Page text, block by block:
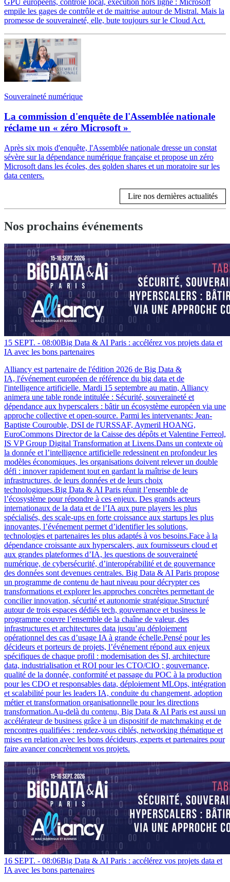
empile les gages de contrôle et de maitrise autour de Mistral. Mais la
promesse de souveraineté, elle, bute toujours sur le Cloud Act.
Souveraineté numérique
La commission d'enquête de l'Assemblée nationale
réclame un « zéro Microsoft »
Après six mois d'enquête, l'Assemblée nationale dresse un constat
sévère sur la dépendance numérique française et propose un zéro
Microsoft dans les écoles, des golden shares et un moratoire sur les
data centers.
Lire nos dernières actualités
Nos prochains événements
15 SEPT. - 08:00Big Data & AI Paris : accélérez vos projets data et
IA avec les bons partenaires
Alliancy est partenaire de l'édition 2026 de Big Data &
IA, l'événement européen de référence du big data et de
l'intelligence artificielle. Mardi 15 septembre au matin, Alliancy
animera une table ronde intitulée : Sécurité, souveraineté et
dépendance aux hyperscalers : bâtir un écosystème européen via une
approche collective et open-source. Parmi les intervenants: Jean-
Baptiste Courouble, DSI de l'URSSAF, Aymeril HOANG,
EuroCommons Director de la Caisse des dépôts et Valentine Ferreol,
IS VP Group Digital Transformation at Lixens.Dans un contexte où
la donnée et l’intelligence artificielle redessinent en profondeur les
modèles économiques, les organisations doivent relever un double
défi : innover rapidement tout en gardant la maîtrise de leurs
infrastructures, de leurs données et de leurs choix
technologiques.Big Data & AI Paris réunit l’ensemble de
l’écosystème pour répondre à ces enjeux. Des grands acteurs
internationaux de la data et de l’IA aux pure players les plus
spécialisés, des scale-ups en forte croissance aux startups les plus
innovantes, l’événement permet d’identifier les solutions,
technologies et partenaires les plus adaptés à vos besoins.Face à la
dépendance croissante aux hyperscalers, aux fournisseurs cloud et
aux grandes plateformes d’IA, les questions de souveraineté
numérique, de cybersécurité, d’interopérabilité et de gouvernance
des données sont devenues centrales. Big Data & AI Paris propose
un programme de contenu de haut niveau pour décrypter ces
transformations et explorer les approches concrètes permettant de
concilier innovation, sécurité et autonomie stratégique.Structuré
autour de trois espaces dédiés tech, gouvernance et business le
programme couvre l’ensemble de la chaîne de valeur, des
infrastructures et architectures data jusqu’au déploiement
opérationnel des cas d’usage IA à grande échelle.Pensé pour les
décideurs et porteurs de projets, l’événement répond aux enjeux
spécifiques de chaque profil : modernisation des SI, architecture
data, industrialisation et ROI pour les CTO/CIO ; gouvernance,
qualité de la donnée, conformité et passage du POC à la production
pour les CDO et responsables data, déploiement MLOps, intégration
et scalabilité pour les leaders IA, conduite du changement, adoption
métier et transformation organisationnelle pour les directions
transformation.Au-delà du contenu, Big Data & AI Paris est aussi un
accélérateur de business grâce à un dispositif de matchmaking et de
rencontres qualifiées : rendez-vous ciblés, networking thématique et
mises en relation avec les bons décideurs, experts et partenaires pour
faire avancer concrètement vos projets.
16 SEPT. - 08:06Big Data & AI Paris : accélérez vos projets data et
IA avec les bons partenaires